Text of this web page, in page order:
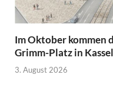
Im Oktober kommen
Grimm-Platz in Kassel
3. August 2026